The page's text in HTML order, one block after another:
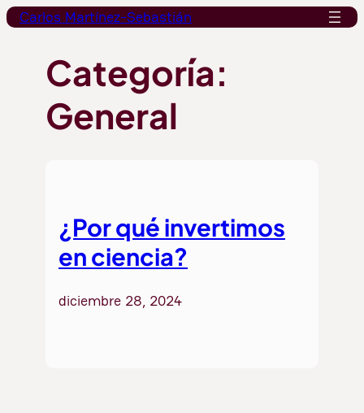
Saltar
contenido
Carlos Martínez-Sebastián
Categoría:
General
¿Por qué invertimos
en ciencia?
diciembre 28, 2024